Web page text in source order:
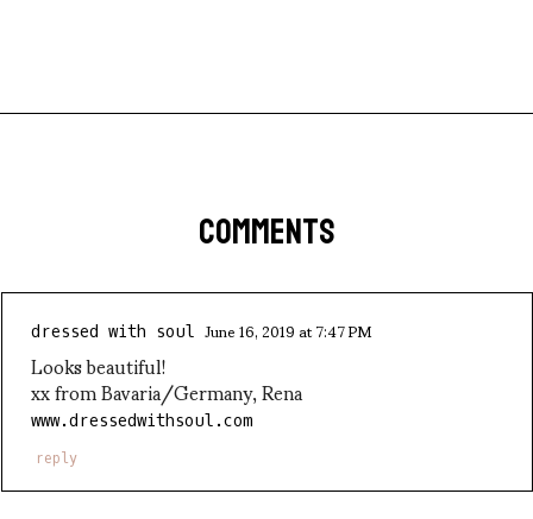
COMMENTS
dressed with soul June 16, 2019 at 7:47 PM
Looks beautiful!
xx from Bavaria/Germany, Rena
www.dressedwithsoul.com
reply